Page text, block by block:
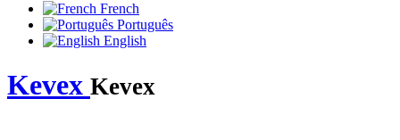
French
Português
English
Kevex Kevex